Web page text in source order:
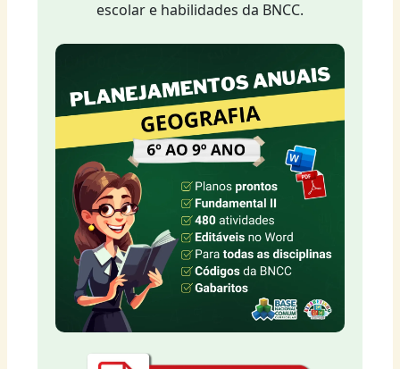
escolar e habilidades da BNCC.